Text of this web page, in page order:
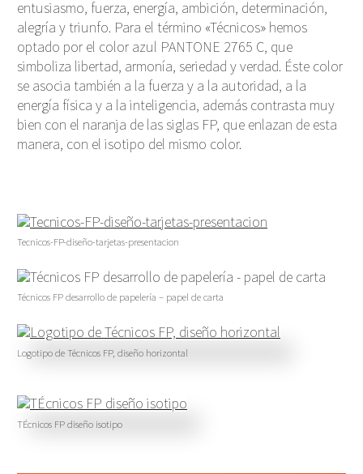
entusiasmo, fuerza, energía, ambición, determinación,
alegría y triunfo. Para el término «Técnicos» hemos
optado por el color azul PANTONE 2765 C, que
simboliza libertad, armonía, seriedad y verdad. Éste color
se asocia también a la fuerza y a la autoridad, a la
energía física y a la inteligencia, además contrasta muy
bien con el naranja de las siglas FP, que enlazan de esta
manera, con el isotipo del mismo color.
Tecnicos-FP-diseño-tarjetas-presentacion
Técnicos FP desarrollo de papelería – papel de carta
Logotipo de Técnicos FP, diseño horizontal
TÉcnicos FP diseño isotipo